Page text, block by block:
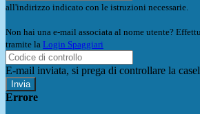
all'indirizzo indicato con le istruzioni necessarie.
Non hai una e-mail associata al nome utente?
tramite la Login Spaggiari
E-mail inviata, si prega di controllare la
Errore